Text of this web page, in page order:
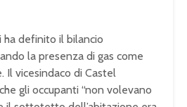
ha definito il bilancio
la presenza di gas come
Il vicesindaco di Castel
gli occupanti “non volevano